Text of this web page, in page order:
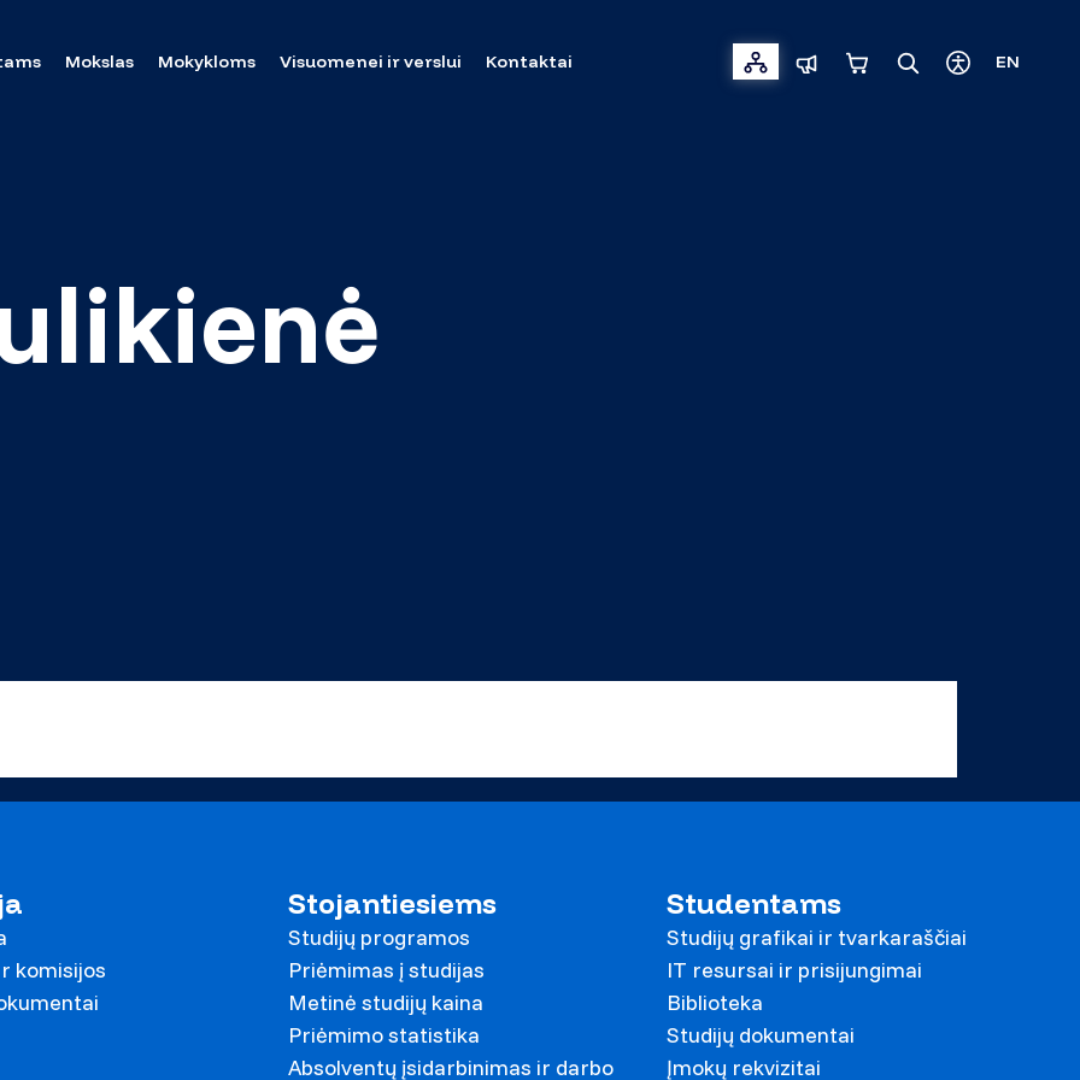
Mokslas Mokykloms Visuomenei ir verslui Kontaktai EN
komisijos
Stojantiesiems
Studijų programos
Priėmimas į studijas
Metinė studijų kaina
Priėmimo statistika
Absolventų įsidarbinimas ir darbo
Studentams
Studijų grafikai ir tvarkaraščiai
IT resursai ir prisijungimai
Biblioteka
Studijų dokumentai
Įmokų rekvizitai